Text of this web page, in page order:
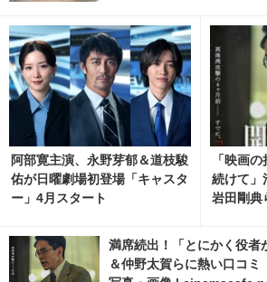
阿部寛主演、永野芽郁＆道枝駿
佑が日曜劇場初登場「キャスタ
ー」4月スタート
「映画
続けて」
岩田剛典
開
満席続出！「とにかく役者
＆仲野太賀らに熱い口コ